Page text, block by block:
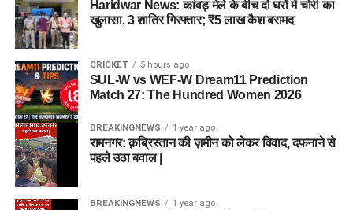
Haridwar News: कांवड़ मेले के बीच दो घरों में चोरी का
खुलासा, 3 शातिर गिरफ्तार; ₹5 लाख कैश बरामद
CRICKET 5 hours ago
SUL-W vs WEF-W Dream11 Prediction
Match 27: The Hundred Women 2026
BREAKINGNEWS 1 year ago
रामनगर: क़ब्रिस्तान की ज़मीन को लेकर विवाद, दफनाने से
पहले उठा बवाल |
BREAKINGNEWS 1 year ago